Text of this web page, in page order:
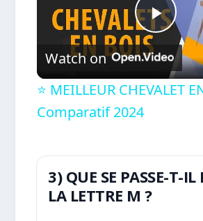
Play
Watch on
⭐️ MEILLEUR CHEVALET
Comparatif 2024
3) QUE SE PASSE-T-IL
LA LETTRE M ?